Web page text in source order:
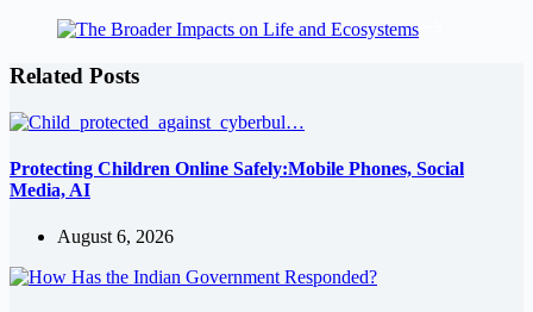
Related Posts
Protecting Children Online Safely:Mobile Phones, Social
Media, AI
August 6, 2026